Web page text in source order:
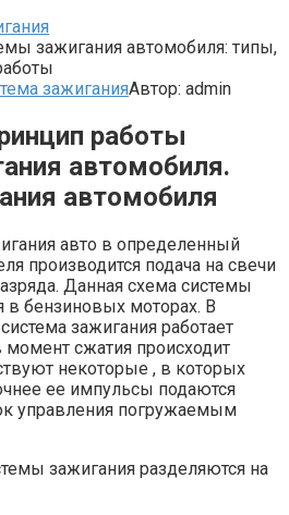
зажигания автомобиля: типы,
зажиганияАвтор: admin
работы
автомобиля.
автомобиля
авто в определенный
производится подача на свечи
Данная схема системы
в бензиновых моторах. В
зажигания работает
сжатия происходит
некоторые , в которых
ее импульсы подаются
управления погружаемым
зажигания разделяются на